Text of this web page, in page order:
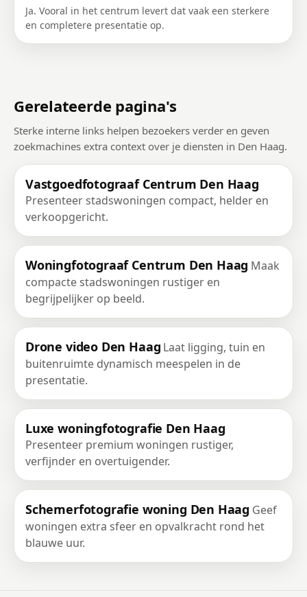
Ja. Vooral in het centrum levert dat vaak een sterkere
en completere presentatie op.
Gerelateerde pagina's
Sterke interne links helpen bezoekers verder en geven
zoekmachines extra context over je diensten in Den Haag.
Vastgoedfotograaf Centrum Den Haag
Presenteer stadswoningen compact, helder en
verkoopgericht.
Woningfotograaf Centrum Den Haag Maak
compacte stadswoningen rustiger en
begrijpelijker op beeld.
Drone video Den Haag Laat ligging, tuin en
buitenruimte dynamisch meespelen in de
presentatie.
Luxe woningfotografie Den Haag
Presenteer premium woningen rustiger,
verfijnder en overtuigender.
Schemerfotografie woning Den Haag Geef
woningen extra sfeer en opvalkracht rond het
blauwe uur.